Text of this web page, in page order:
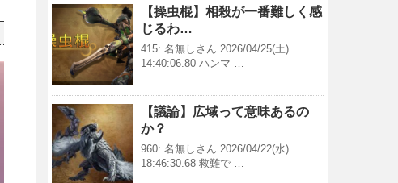
【操虫棍】相殺が一番難しく感
じるわ…
415: 名無しさん 2026/04/25(土)
14:40:06.80 ハンマ …
【議論】広域って意味あるの
か？
960: 名無しさん 2026/04/22(水)
18:46:30.68 救難で …